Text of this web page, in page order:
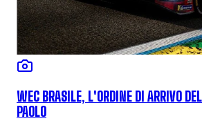
WEC BRASILE, L'ORDINE DI ARRIVO
PAOLO